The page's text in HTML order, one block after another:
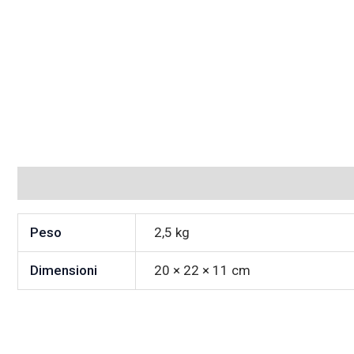
Peso 2,5 kg
Dimensioni 20 × 22 × 11 cm